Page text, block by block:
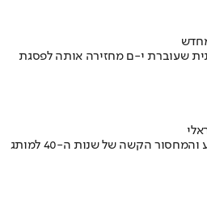
שעוברת י-ם מחזירה אותה לפסגת
איך אסם הפכה את תקופת הצנע והמחסור הקשה של שנות ה-40 למותג